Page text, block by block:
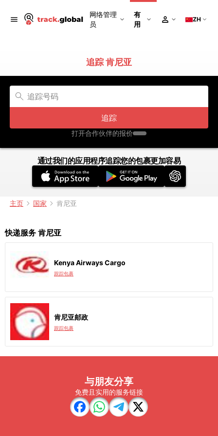
网络管理
员
有
用
ZH
追踪 肯尼亚
追踪
打开合作伙伴的报价
通过我们的应用程序追踪您的包裹更加容易
主页 国家 肯尼亚
快递服务 肯尼亚
Kenya Airways Cargo
跟踪包裹
肯尼亚邮政
跟踪包裹
与朋友分享
免费且实用的服务链接